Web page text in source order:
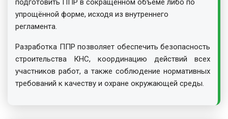
подготовить ППР в сокращённом объёме либо по
упрощённой форме, исходя из внутреннего
регламента.
Разработка ППР позволяет обеспечить безопасность
строительства КНС, координацию действий всех
участников работ, а также соблюдение нормативных
требований к качеству и охране окружающей среды.